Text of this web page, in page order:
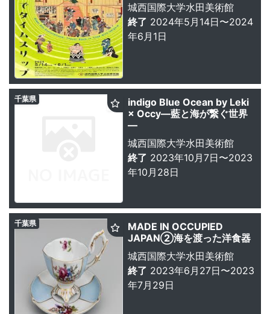
城西国際大学水田美術館
終了 2024年5月14日〜2024
年6月1日
indigo Blue Ocean by Leki
× Occy—藍と海が繋ぐ世界
—
城西国際大学水田美術館
終了 2023年10月7日〜2023
年10月28日
千葉県
MADE IN OCCUPIED
JAPAN②海を渡った洋食器
城西国際大学水田美術館
終了 2023年6月27日〜2023
年7月29日
千葉県